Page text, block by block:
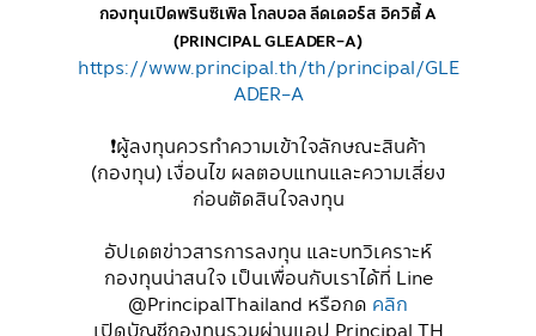
กองทุนเปิดพรินซิเพิล โกลบอล ลีดเดอร์ส อิควิตี้A
(PRINCIPAL GLEADER-A)
https://www.principal.th/th/principal/GLE
ADER-A
❗️ผู้ลงทุนควรทำความเข้าใจลักษณะสินค้า
(กองทุน) เงื่อนไข ผลตอบแทนและความเสี่ยง
ก่อนตัดสินใจลงทุน
อัปเดตข่าวสารการลงทุน และบทวิเคราะห์
กองทุนน่าสนใจ เป็นเพื่อนกับเราได้ที่ Line
@PrincipalThailand หรือกด คลิก
เปิดบัญชีกองทุนรวมผ่านแอป Principal TH